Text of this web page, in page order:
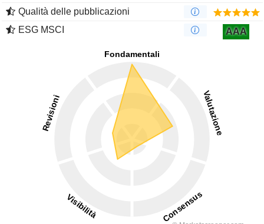
Qualità delle pubblicazioni
ESG MSCI
AAA